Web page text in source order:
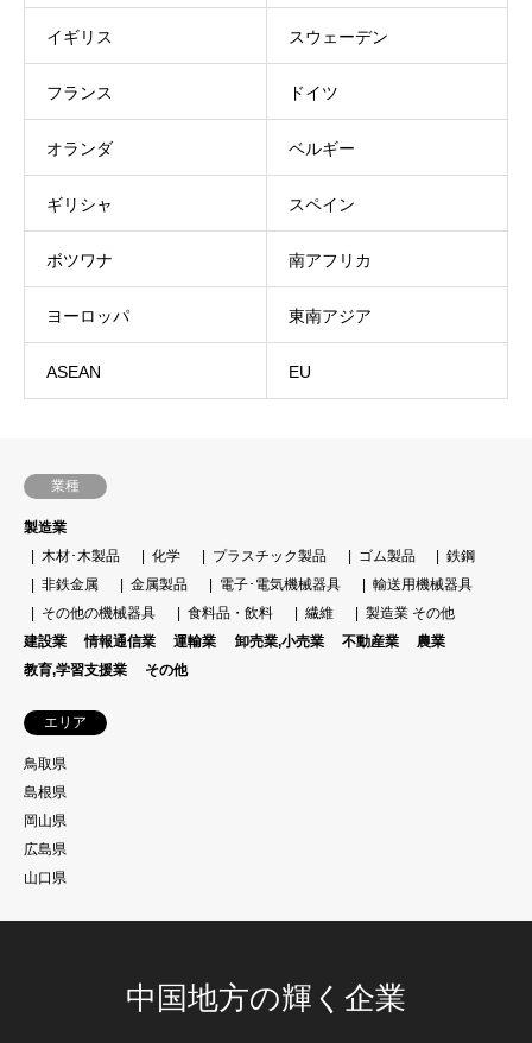
イギリス スウェーデン
フランス ドイツ
オランダ ベルギー
ギリシャ スペイン
ボツワナ 南アフリカ
ヨーロッパ 東南アジア
ASEAN EU
業種
製造業
木材･木製品
化学 プラスチック製品 ゴム製品
鉄鋼
非鉄金属
金属製品 電子･電気機械器具
輸送用機械器具
その他の機械器具
食料品・飲料 繊維
製造業 その他
建設業
情報通信業 運輸業 卸売業,小売業 不動産業
農業
教育,学習支援業
その他
エリア
鳥取県
島根県
岡山県
広島県
山口県
中国地方の輝く企業